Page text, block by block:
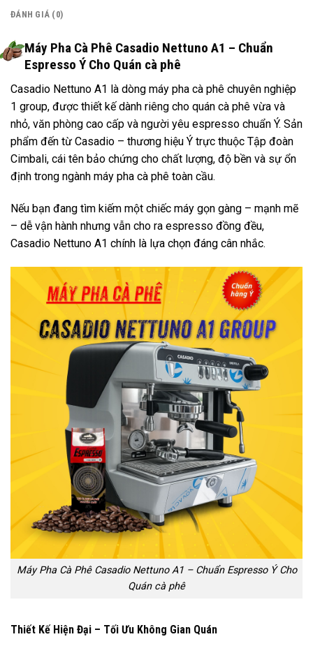
ĐÁNH GIÁ (0)
Máy Pha Cà Phê Casadio Nettuno A1 – Chuẩn
Espresso Ý Cho Quán cà phê
Casadio Nettuno A1 là dòng máy pha cà phê chuyên nghiệp
1 group, được thiết kế dành riêng cho quán cà phê vừa và
nhỏ, văn phòng cao cấp và người yêu espresso chuẩn Ý. Sản
phẩm đến từ Casadio – thương hiệu Ý trực thuộc Tập đoàn
Cimbali, cái tên bảo chứng cho chất lượng, độ bền và sự ổn
định trong ngành máy pha cà phê toàn cầu.
Nếu bạn đang tìm kiếm một chiếc máy gọn gàng – mạnh mẽ
– dễ vận hành nhưng vẫn cho ra espresso đồng đều,
Casadio Nettuno A1 chính là lựa chọn đáng cân nhắc.
Máy Pha Cà Phê Casadio Nettuno A1 – Chuẩn Espresso Ý Cho
Quán cà phê
Thiết Kế Hiện Đại – Tối Ưu Không Gian Quán